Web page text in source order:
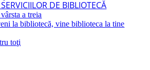
DE BIBLIOTECĂ
a treia
la bibliotecă, vine biblioteca la tine
toţi